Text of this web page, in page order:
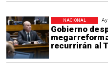
Gobierno
recurrirán al
NACIONAL